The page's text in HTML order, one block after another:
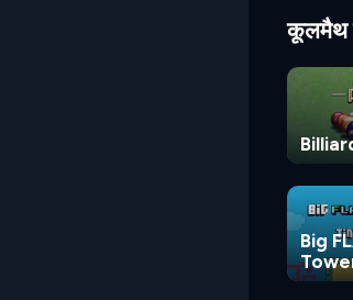
कूलमैथ
Big